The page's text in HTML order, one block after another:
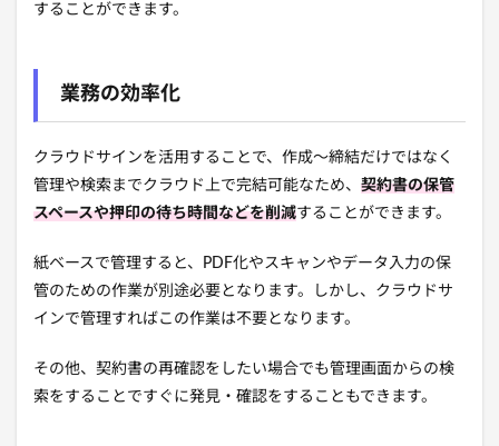
することができます。
業務の効率化
クラウドサインを活用することで、作成～締結だけではなく
管理や検索までクラウド上で完結可能なため、 契約書の保管
スペースや押印の待ち時間などを削減することができます。
紙ベースで管理すると、PDF化やスキャンやデータ入力の保
管のための作業が別途必要となります。しかし、クラウドサ
インで管理すればこの作業は不要となります。
その他、契約書の再確認をしたい場合でも管理画面からの検
索をすることですぐに発見・確認をすることもできます。